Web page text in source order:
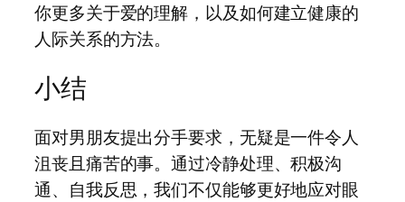
你更多关于爱的理解，以及如何建立健康的
人际关系的方法。
小结
面对男朋友提出分手要求，无疑是一件令人
沮丧且痛苦的事。通过冷静处理、积极沟
通、自我反思，我们不仅能够更好地应对眼